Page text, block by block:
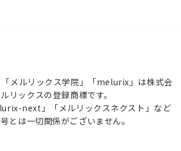
メルリックス学院」「melurix」は株式会
リックスの登録商標です。
next」「メルリックスネクスト」など
とは一切関係がございません。